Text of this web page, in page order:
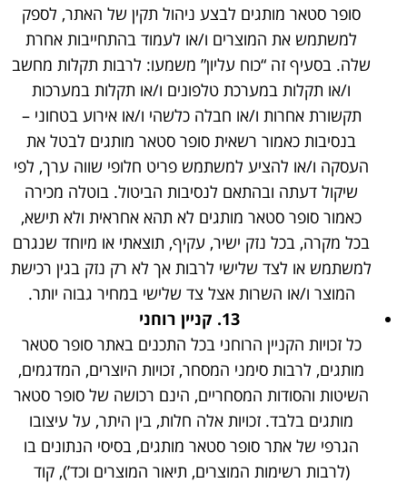
סופר סטאר מותגים לבצע ניהול תקין של האתר, לספק
למשתמש את המוצרים ו/או לעמוד בהתחייבות אחרת
שלה. בסעיף זה “כוח עליון” משמעו: לרבות תקלות מחשב
ו/או תקלות במערכת טלפונים ו/או תקלות במערכות
תקשורת אחרות ו/או חבלה כלשהי ו/או אירוע בטחוני –
בנסיבות כאמור רשאית סופר סטאר מותגים לבטל את
העסקה ו/או להציע למשתמש פריט חלופי שווה ערך, לפי
שיקול דעתה ובהתאם לנסיבות הביטול. בוטלה מכירה
כאמור סופר סטאר מותגים לא תהא אחראית ולא תישא,
בכל מקרה, בכל נזק ישיר, עקיף, תוצאתי או מיוחד שנגרם
למשתמש או לצד שלישי לרבות אך לא רק נזק בגין רכישת
המוצר ו/או השרות אצל צד שלישי במחיר גבוה יותר.
13.
קניין רוחני
כל זכויות הקניין הרוחני בכל התכנים באתר סופר סטאר
מותגים, לרבות סימני המסחר, זכויות היוצרים, המדגמים,
השיטות והסודות המסחריים, הינם רכושה של סופר סטאר
מותגים בלבד. זכויות אלה חלות, בין היתר, על עיצובו
הגרפי של אתר סופר סטאר מותגים, בסיסי הנתונים בו
(לרבות רשימות המוצרים, תיאור המוצרים וכד’), קוד